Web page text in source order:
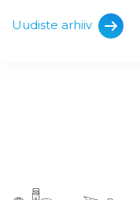
Uudiste arhiiv